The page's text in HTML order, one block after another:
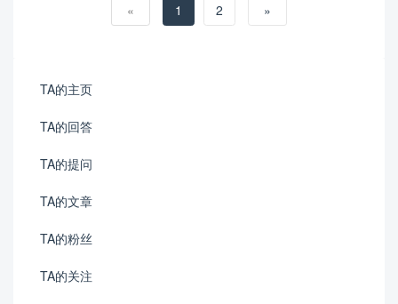
« 1 2 »
TA的主页
TA的回答
TA的提问
TA的文章
TA的粉丝
TA的关注